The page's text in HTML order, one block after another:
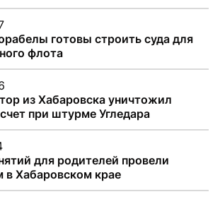
готовы строить суда для
флота
из Хабаровска уничтожил
при штурме Угледара
для родителей провели
Хабаровском крае